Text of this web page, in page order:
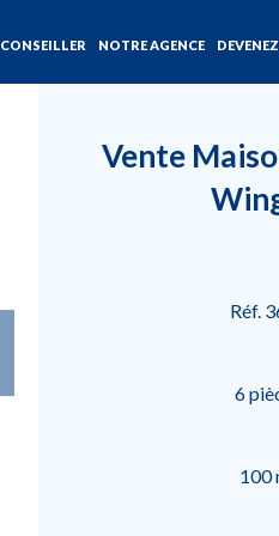
NOTRE AGENCE
Vente
Réf.
6
100